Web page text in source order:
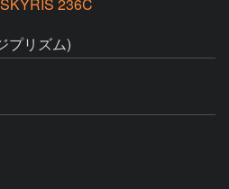
SKYRIS 236C
プリズム)